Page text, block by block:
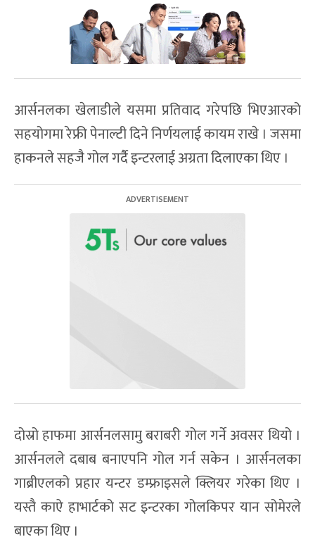
आर्सनलका खेलाडीले यसमा प्रतिवाद गरेपछि भिएआरको
सहयोगमा रेफ्री पेनाल्टी दिने निर्णयलाई कायम राखे । जसमा
हाकनले सहजै गोल गर्दै इन्टरलाई अग्रता दिलाएका थिए ।
दोस्रो हाफमा आर्सनलसामु बराबरी गोल गर्ने अवसर थियो ।
आर्सनलले दबाब बनाएपनि गोल गर्न सकेन । आर्सनलका
गाब्रीएलको प्रहार यन्टर डम्फ्राइसले क्लियर गरेका थिए ।
यस्तै काऐ हाभार्टको सट इन्टरका गोलकिपर यान सोमेरले
बाएका थिए ।